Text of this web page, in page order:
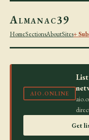
Almanac39
HomeSectionsAboutSites+
AIO.ONLINE
Get